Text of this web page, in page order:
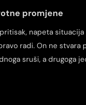
promjene
napeta
radi. On ne stvara
sruši, a drugoga